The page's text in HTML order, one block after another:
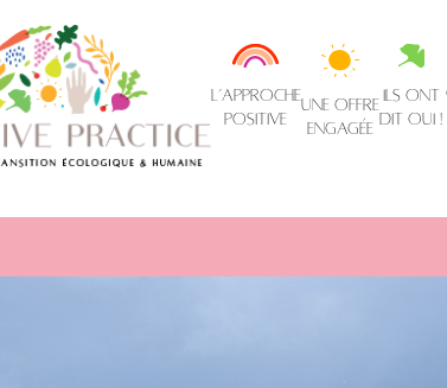
L’approche
positive
une offre
engagée
ils ont
dit oui !